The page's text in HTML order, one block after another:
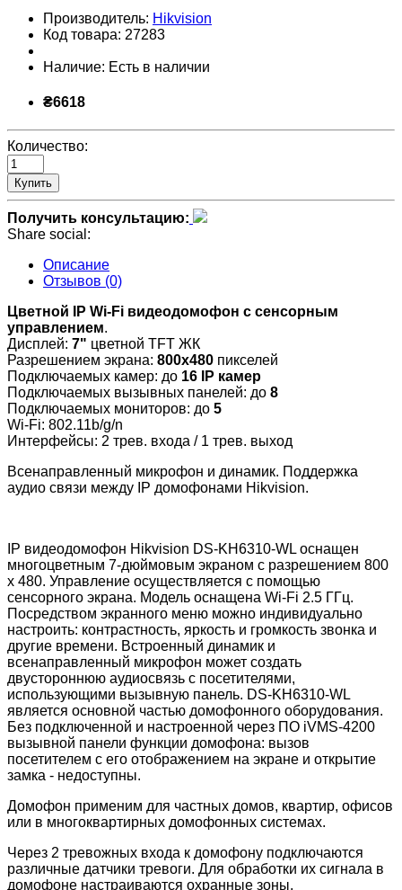
Производитель: Hikvision
Код товара: 27283
Наличие: Есть в наличии
₴6618
Количество:
Купить
Получить консультацию:
Share social:
Описание
Отзывов (0)
Цветной
IP Wi-Fi видеодомофон с сенсорным
управлением.
Дисплей: 7" цветной TFT ЖК
Разрешением экрана: 800х480 пикселей
Подключаемых камер: до 16 IP камер
Подключаемых вызывных панелей: до 8
Подключаемых мониторов: до 5
Wi-Fi: 802.11b/g/n
Интерфейсы: 2 трев. входа / 1 трев. выход
Всенаправленный микрофон и динамик. Поддержка
аудио связи между IP домофонами Hikvision.
IP видеодомофон Hikvision DS-KH6310-WL оснащен
многоцветным 7-дюймовым экраном с разрешением 800
х 480. Управление осуществляется с помощью
сенсорного экрана. Модель оснащена Wi-Fi 2.5 ГГц.
Посредством экранного меню можно индивидуально
настроить: контрастность, яркость и громкость звонка и
другие времени. Встроенный динамик и
всенаправленный микрофон может создать
двустороннюю аудиосвязь с посетителями,
использующими вызывную панель. DS-KH6310-WL
является основной частью домофонного оборудования.
Без подключенной и настроенной через ПО iVMS-4200
вызывной панели функции домофона: вызов
посетителем с его отображением на экране и открытие
замка - недоступны.
Домофон применим для частных домов, квартир, офисов
или в многоквартирных домофонных системах.
Через 2 тревожных входа к домофону подключаются
различные датчики тревоги. Для обработки их сигнала в
домофоне настраиваются охранные зоны,